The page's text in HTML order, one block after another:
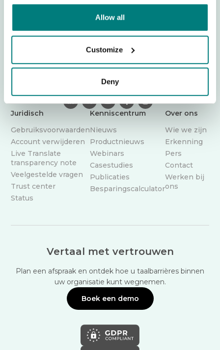
Allow all
Customize
Deny
vertaal-app die zorgverleners helpt veilig te
communiceren in meer dan 130 talen. Doorbreek
verleend.
Inloggen
Juridisch
Gebruiksvoorwaarden
Account verwijderen
Live Translate
transparency note
Veelgestelde vragen
Trust center
Status
Kenniscentrum
Nieuws
Productnieuws
Webinars
Casestudies
Publicaties
Besparingscalculator
Over ons
Wie we zijn
Erkenning
Pers
Contact
Werken bij
ons
Vertaal met vertrouwen
Plan een afspraak en ontdek hoe u taalbarrières binnen
uw organisatie kunt wegnemen.
Boek een demo